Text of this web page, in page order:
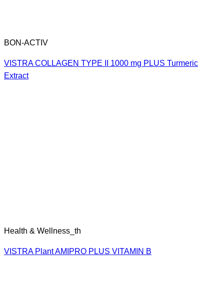
BON-ACTIV
VISTRA COLLAGEN TYPE II 1000 mg PLUS Turmeric
Extract
Health & Wellness_th
VISTRA Plant AMIPRO PLUS VITAMIN B